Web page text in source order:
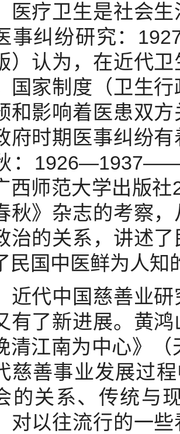
卫生是社会生
事纠纷研究：
）认为，在近代
国家制度（卫生
和影响着医患双
府时期医事纠纷
：
西师范大学出版
秋》杂志的考察
治的关系，讲述
民国中医鲜为人知
中国慈善业研
有了新进展。黄
清江南为中心》
慈善事业发展过
的关系、传统与
对以往流行的一